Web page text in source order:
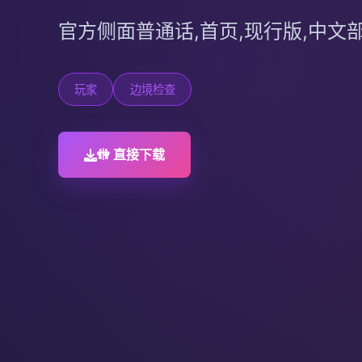
官方侧面普通话,首页,现行版,中文
玩家 边境检查
🚻 直接下载